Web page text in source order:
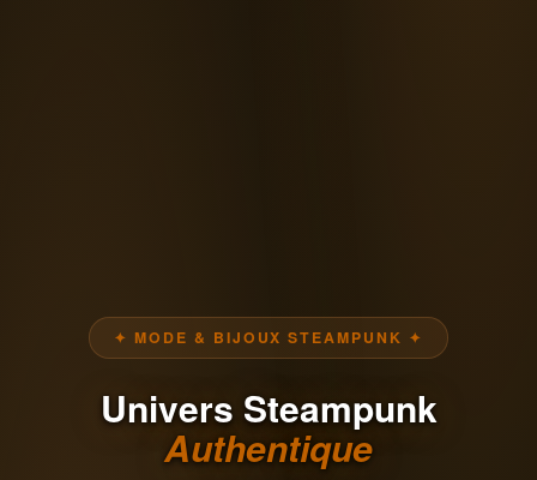
✦ MODE & BIJOUX STEAMPUNK ✦
Univers Steampunk
Authentique